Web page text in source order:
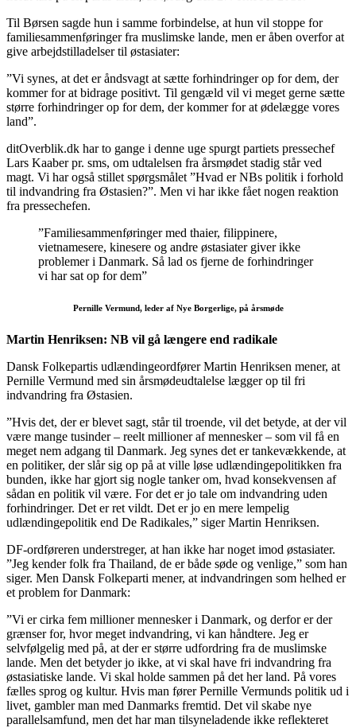
Til Børsen sagde hun i samme forbindelse, at hun vil stoppe for
familiesammenføringer fra muslimske lande, men er åben overfor at
give arbejdstilladelser til østasiater:
”Vi synes, at det er åndsvagt at sætte forhindringer op for dem, der
kommer for at bidrage positivt. Til gengæld vil vi meget gerne sætte
større forhindringer op for dem, der kommer for at ødelægge vores
land”.
ditOverblik.dk har to gange i denne uge spurgt partiets pressechef
Lars Kaaber pr. sms, om udtalelsen fra årsmødet stadig står ved
magt. Vi har også stillet spørgsmålet ”Hvad er NBs politik i forhold
til indvandring fra Østasien?”. Men vi har ikke fået nogen reaktion
fra pressechefen.
”Familiesammenføringer med thaier, filippinere,
vietnamesere, kinesere og andre østasiater giver ikke
problemer i Danmark. Så lad os fjerne de forhindringer
vi har sat op for dem”
Pernille Vermund, leder af Nye Borgerlige, på årsmøde
Martin Henriksen: NB vil gå længere end radikale
Dansk Folkepartis udlændingeordfører Martin Henriksen mener, at
Pernille Vermund med sin årsmødeudtalelse lægger op til fri
indvandring fra Østasien.
”Hvis det, der er blevet sagt, står til troende, vil det betyde, at der vil
være mange tusinder – reelt millioner af mennesker – som vil få en
meget nem adgang til Danmark. Jeg synes det er tankevækkende, at
en politiker, der slår sig op på at ville løse udlændingepolitikken fra
bunden, ikke har gjort sig nogle tanker om, hvad konsekvensen af
sådan en politik vil være. For det er jo tale om indvandring uden
forhindringer. Det er ret vildt. Det er jo en mere lempelig
udlændingepolitik end De Radikales,” siger Martin Henriksen.
DF-ordføreren understreger, at han ikke har noget imod østasiater.
”Jeg kender folk fra Thailand, de er både søde og venlige,” som han
siger. Men Dansk Folkeparti mener, at indvandringen som helhed er
et problem for Danmark:
”Vi er cirka fem millioner mennesker i Danmark, og derfor er der
grænser for, hvor meget indvandring, vi kan håndtere. Jeg er
selvfølgelig med på, at der er større udfordring fra de muslimske
lande. Men det betyder jo ikke, at vi skal have fri indvandring fra
østasiatiske lande. Vi skal holde sammen på det her land. På vores
fælles sprog og kultur. Hvis man fører Pernille Vermunds politik ud i
livet, gambler man med Danmarks fremtid. Det vil skabe nye
parallelsamfund, men det har man tilsyneladende ikke reflekteret